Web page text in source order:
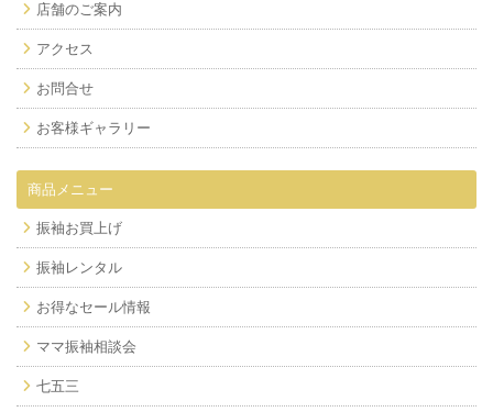
店舗のご案内
アクセス
お問合せ
お客様ギャラリー
商品メニュー
振袖お買上げ
振袖レンタル
お得なセール情報
ママ振袖相談会
七五三